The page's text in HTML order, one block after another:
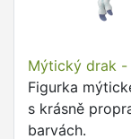
Mýtický drak -
Figurka
s krásně
barvách.